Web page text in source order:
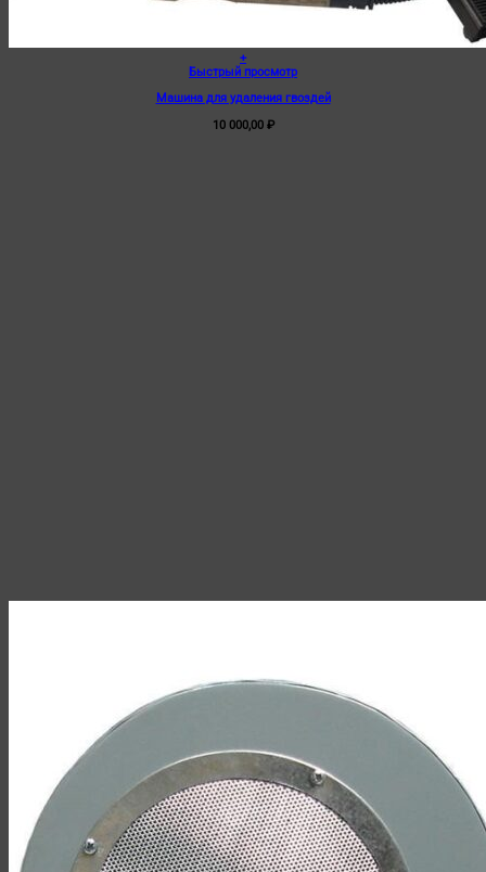
+
Быстрый просмотр
Машина для удаления гвоздей
10 000,00 ₽